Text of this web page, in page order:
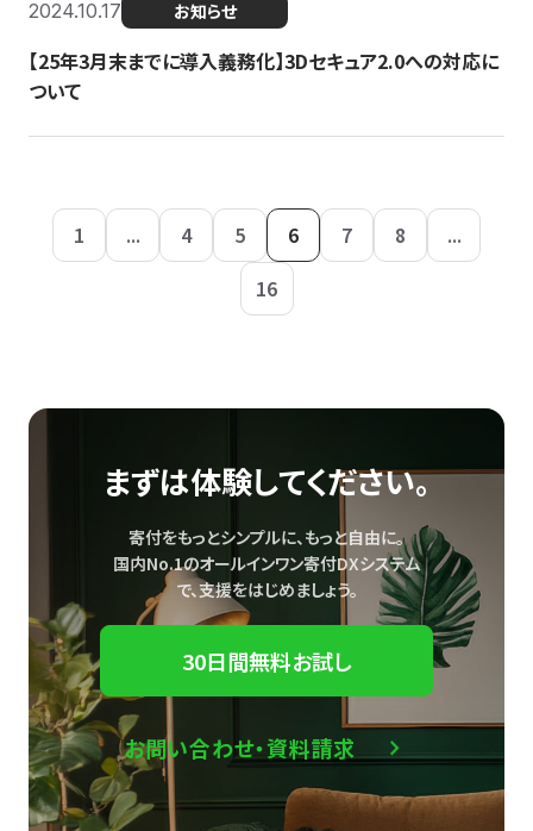
2024.10.17 お知らせ
【25年3月末までに導入義務化】3Dセキュア2.0への対応に
ついて
1 ... 4 5 6 7 8
...
16
まずは体験してください。
寄付をもっとシンプルに、もっと自由に。
国内No.1のオールインワン寄付DXシステム
で、支援をはじめましょう。
30日間無料お試し
お問い合わせ・資料請求